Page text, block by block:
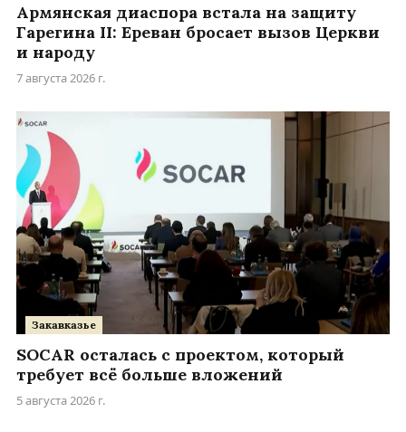
Армянская диаспора встала на защиту
Гарегина II: Ереван бросает вызов Церкви
и народу
7 августа 2026 г.
Закавказье
SOCAR осталась с проектом, который
требует всё больше вложений
5 августа 2026 г.